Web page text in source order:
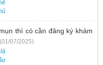
thì có cần đăng ký khám
(01/07/2025)